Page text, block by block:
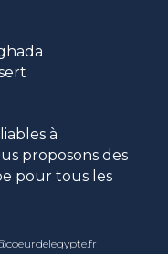
à
proposons des
pour tous les